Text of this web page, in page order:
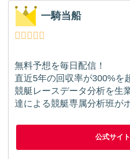
一騎当船
無料予想を毎日配信！
直近5年の回収率が300%を
競艇レースデータ分析を生
達による競艇専属分析班が
公式サイト